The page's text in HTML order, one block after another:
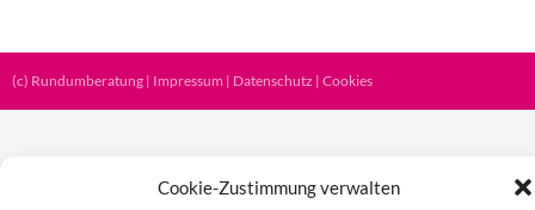
Cookie-Zustimmung verwalten
(c) Rundumberatung | Impressum | Datenschutz | Cookies